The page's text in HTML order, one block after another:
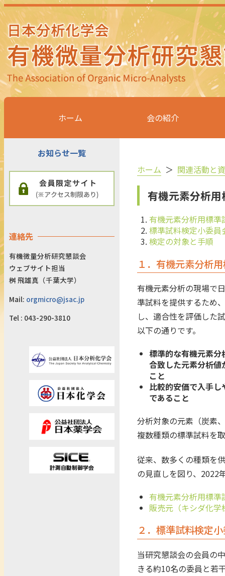
ホーム 会の紹介
お知らせ一覧
連絡先
有機微量分析研究懇談会
ウェブサイト担当
桝 飛雄真（千葉大学）
Mail: orgmicro@jsac.jp
Tel : 043-290-3810
ホーム ＞ 関連活動と
有機元素分析
有機元素分析用標準
標準試料検定小委員
検定の対象と手順
１．有機元素分析
有機元素分析の現場で
準試料を提供するため
し、適合性を評価した
以下の通りです。
標準的な有機元素
合致した元素分析
こと
比較的安価で入手
であること
分析対象の元素（炭素
複数種類の標準試料を
従来、数多くの種類を
の見直しを図り、2022
有機元素分析用標
販売元（キシダ化
２．標準試料検定
当研究懇談会の会員の
きる約10名の委員と若